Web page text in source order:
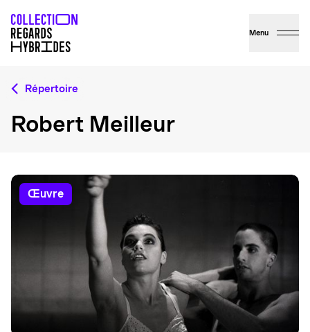
Menu
Répertoire
Robert Meilleur
œuvre